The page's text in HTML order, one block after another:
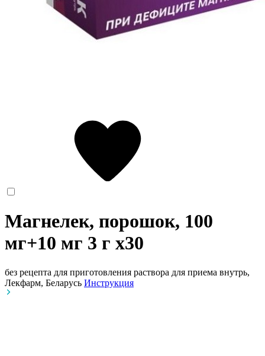
Магнелек, порошок, 100
мг+10 мг 3 г x30
без рецепта для приготовления раствора для приема внутрь,
Лекфарм, Беларусь Инструкция